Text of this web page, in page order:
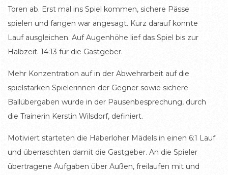
Toren ab. Erst mal ins Spiel kommen, sichere Pässe
spielen und fangen war angesagt. Kurz darauf konnte
Lauf ausgleichen. Auf Augenhöhe lief das Spiel bis zur
Halbzeit. 14:13 für die Gastgeber.
Mehr Konzentration auf in der Abwehrarbeit auf die
spielstarken Spielerinnen der Gegner sowie sichere
Ballübergaben wurde in der Pausenbesprechung, durch
die Trainerin Kerstin Wilsdorf, definiert.
Motiviert starteten die Haberloher Mädels in einen 6:1 Lauf
und überraschten damit die Gastgeber. An die Spieler
übertragene Aufgaben über Außen, freilaufen mit und